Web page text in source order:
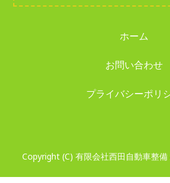
ホーム
お問い合わせ
プライバシーポリ
Copyright (C) 有限会社西田自動車整